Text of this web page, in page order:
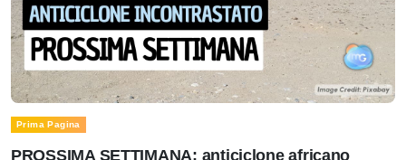
Prima Pagina
PROSSIMA SETTIMANA: anticiclone africano